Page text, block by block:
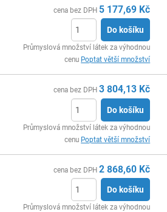
cena bez DPH 5 177,69 Kč
Do košíku
Průmyslová množství látek za výhodnou
cenu Poptat větší množství
cena bez DPH 3 804,13 Kč
Do košíku
Průmyslová množství látek za výhodnou
cenu Poptat větší množství
cena bez DPH 2 868,60 Kč
Do košíku
Průmyslová množství látek za výhodnou